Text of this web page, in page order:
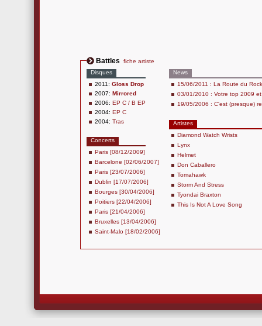
Battles
fiche artiste
Disques
2011: Gloss Drop
2007: Mirrored
2006: EP C / B EP
2004: EP C
2004: Tras
Concerts
Paris [08/12/2009]
Barcelone [02/06/2007]
Paris [23/07/2006]
Dublin [17/07/2006]
Bourges [30/04/2006]
Poitiers [22/04/2006]
Paris [21/04/2006]
Bruxelles [13/04/2006]
Saint-Malo [18/02/2006]
News
15/06/2011 : La Route du
03/01/2010 : Votre top 2009
19/05/2006 : C'est (presque)
Artistes
Diamond Watch Wrists
Lynx
Helmet
Don Caballero
Tomahawk
Storm And Stress
Tyondai Braxton
This Is Not A Love Song